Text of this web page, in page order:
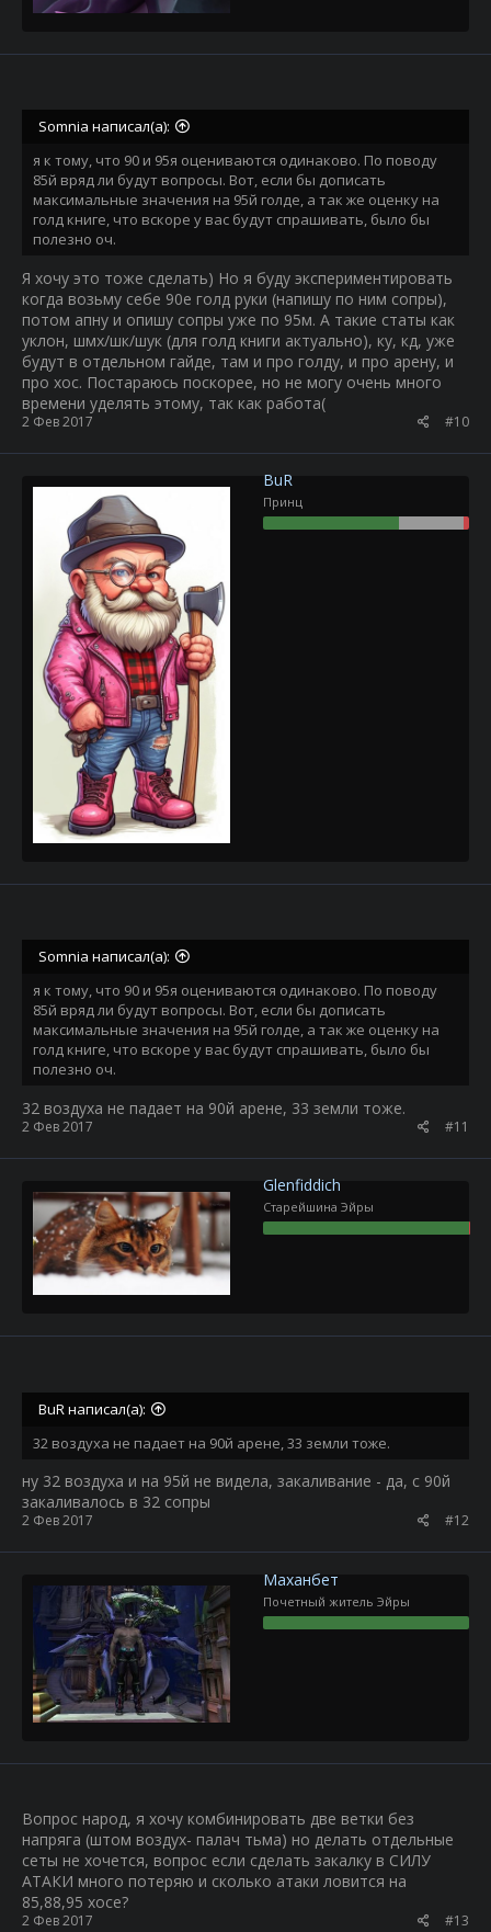
Somnia написал(а):
я к тому, что 90 и 95я оцениваются одинаково. По поводу
85й вряд ли будут вопросы. Вот, если бы дописать
максимальные значения на 95й голде, а так же оценку на
голд книге, что вскоре у вас будут спрашивать, было бы
полезно оч.
Я хочу это тоже сделать) Но я буду экспериментировать
когда возьму себе 90е голд руки (напишу по ним сопры),
потом апну и опишу сопры уже по 95м. А такие статы как
уклон, шмх/шк/шук (для голд книги актуально), ку, кд, уже
будут в отдельном гайде, там и про голду, и про арену, и
про хос. Постараюсь поскорее, но не могу очень много
времени уделять этому, так как работа(
2 Фев 2017 #10
BuR
Принц
Somnia написал(а):
я к тому, что 90 и 95я оцениваются одинаково. По поводу
85й вряд ли будут вопросы. Вот, если бы дописать
максимальные значения на 95й голде, а так же оценку на
голд книге, что вскоре у вас будут спрашивать, было бы
полезно оч.
32 воздуха не падает на 90й арене, 33 земли тоже.
2 Фев 2017 #11
Glenfiddich
Старейшина Эйры
BuR написал(а):
32 воздуха не падает на 90й арене, 33 земли тоже.
ну 32 воздуха и на 95й не видела, закаливание - да, с 90й
закаливалось в 32 сопры
2 Фев 2017 #12
Маханбет
Почетный житель Эйры
Вопрос народ, я хочу комбинировать две ветки без
напряга (штом воздух- палач тьма) но делать отдельные
сеты не хочется, вопрос если сделать закалку в СИЛУ
АТАКИ много потеряю и сколько атаки ловится на
85,88,95 хосе?
2 Фев 2017 #13